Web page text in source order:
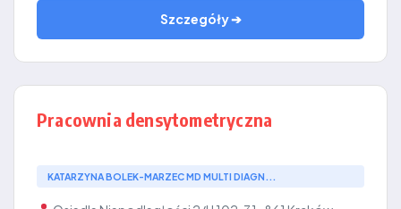
Szczegóły ➔
Pracownia densytometryczna
KATARZYNA BOLEK-MARZEC MD MULTI DIAGN...